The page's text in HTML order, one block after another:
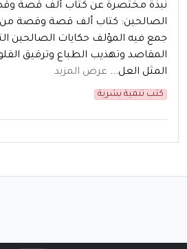
نبذة مختصرة عن كتاب ألف
الصالحين: كتاب ألف قصة وقصة
جمع فيه المؤلف حكايات الصالحين
المقاصد وتهذيب الطباع وترقيق
المثل العل... عرض المزيد
كتب تنمية بشرية